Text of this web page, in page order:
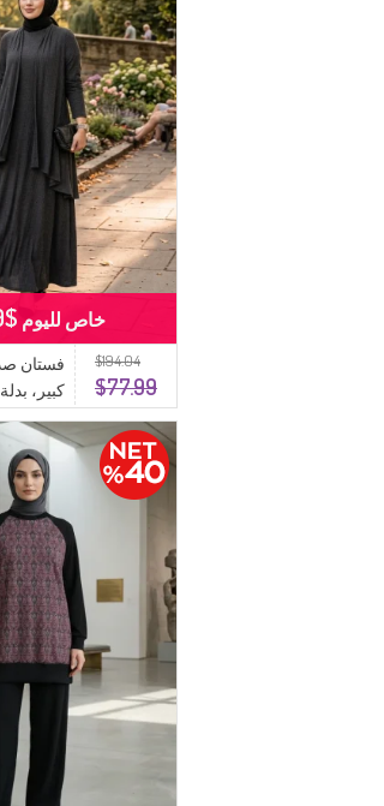
$194.04
$77.99
فستان
كبير،
6370-04، لون أنثراسيت
خاص لليوم $46.79